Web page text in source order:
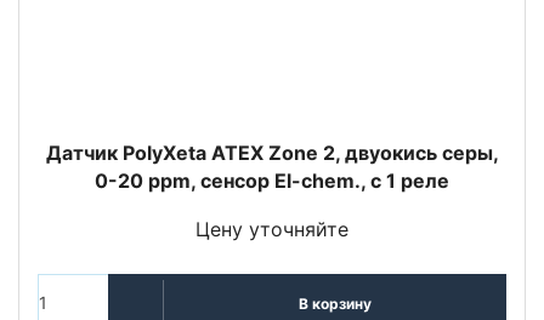
Датчик PolyXeta ATEX Zone 2, двуокись серы,
0-20 ppm, сенсор El-chem., с 1 реле
Цену уточняйте
В корзину